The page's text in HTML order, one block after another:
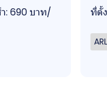
: 690 บาท/
ที่ตั้